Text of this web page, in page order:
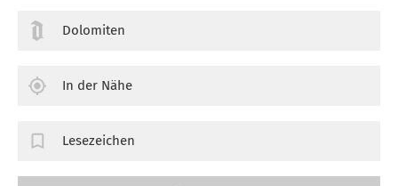
Dolomiten
In der Nähe
Lesezeichen